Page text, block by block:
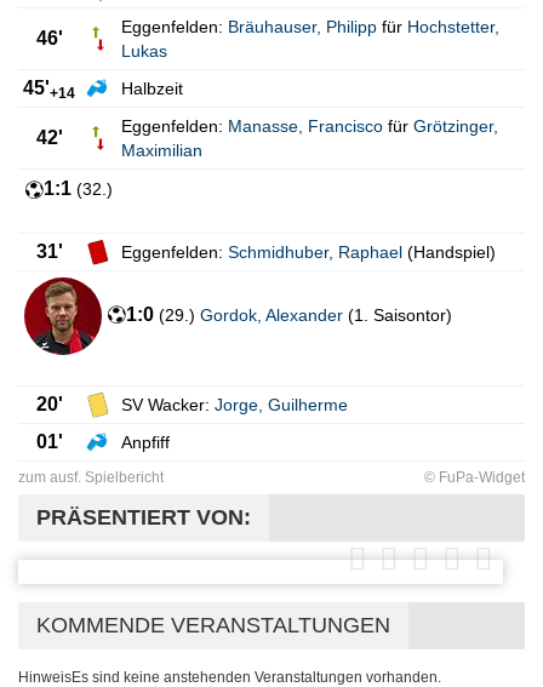
46'
Eggenfelden: Bräuhauser, Philipp für Hochstetter,
Lukas
45'+14 Halbzeit
42'
Eggenfelden: Manasse Francisco für Grötzinger,
Maximilian
1:1 (32. )
31' Eggenfelden: Schmidhuber, Raphael (Handspiel)
1:0 (29. ) Gordok Alexander (1. Saisontor)
20' SV Wacker: Jorge Guilherme
01' Anpfiff
zum ausf. Spielbericht © FuPa-Widget
PRÄSENTIERT VON:
KOMMENDE VERANSTALTUNGEN
HinweisEs sind keine anstehenden Veranstaltungen vorhanden.